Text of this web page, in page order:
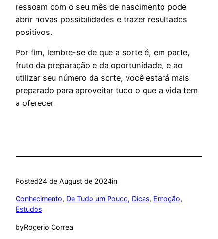
ressoam com o seu mês de nascimento pode
abrir novas possibilidades e trazer resultados
positivos.
Por fim, lembre-se de que a sorte é, em parte,
fruto da preparação e da oportunidade, e ao
utilizar seu número da sorte, você estará mais
preparado para aproveitar tudo o que a vida tem
a oferecer.
Posted24 de August de 2024in
Conhecimento, De Tudo um Pouco, Dicas, Emoção
Estudos
byRogerio Correa